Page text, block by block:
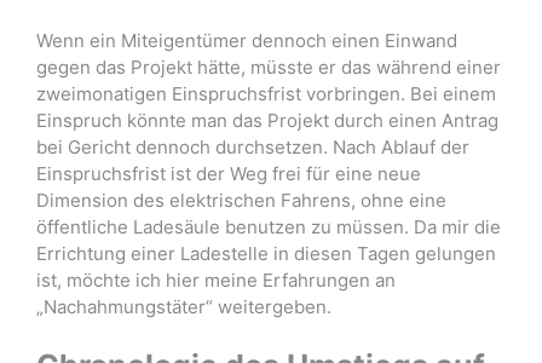
Wenn ein Miteigentümer dennoch einen Einwand
gegen das Projekt hätte, müsste er das während einer
zweimonatigen Einspruchsfrist vorbringen. Bei einem
Einspruch könnte man das Projekt durch einen Antrag
bei Gericht dennoch durchsetzen. Nach Ablauf der
Einspruchsfrist ist der Weg frei für eine neue
Dimension des elektrischen Fahrens, ohne eine
öffentliche Ladesäule benutzen zu müssen. Da mir die
Errichtung einer Ladestelle in diesen Tagen gelungen
ist, möchte ich hier meine Erfahrungen an
„Nachahmungstäter“ weitergeben.